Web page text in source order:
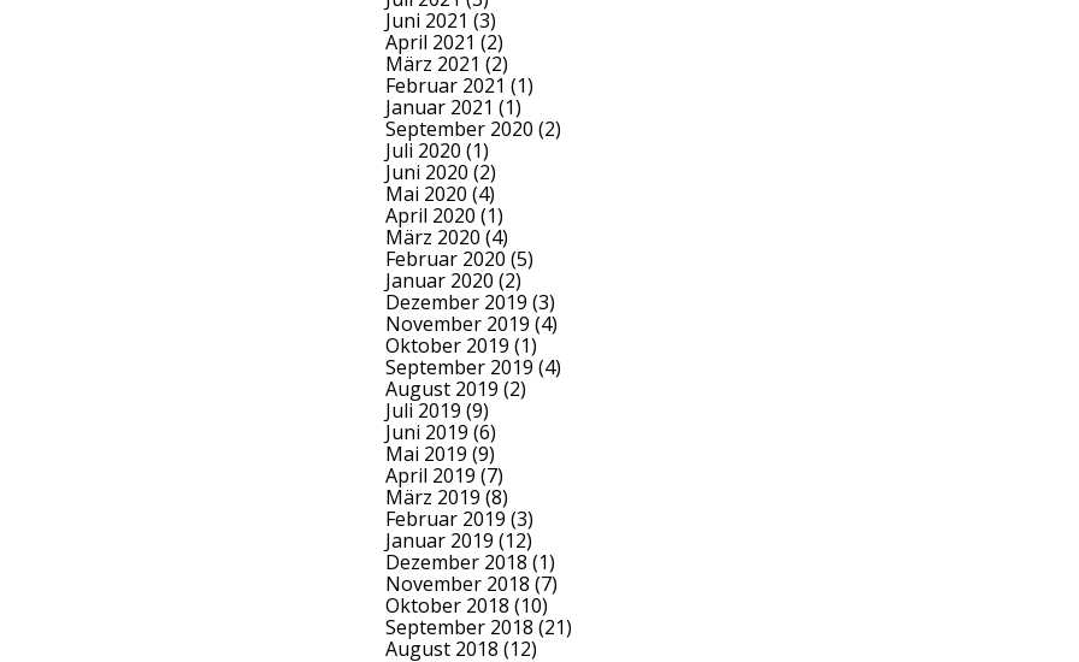
Juni 2021 (3)
April 2021 (2)
März 2021 (2)
Februar 2021 (1)
Januar 2021 (1)
September 2020 (2)
Juli 2020 (1)
Juni 2020 (2)
Mai 2020 (4)
April 2020 (1)
März 2020 (4)
Februar 2020 (5)
Januar 2020 (2)
Dezember 2019 (3)
November 2019 (4)
Oktober 2019 (1)
September 2019 (4)
August 2019 (2)
Juli 2019 (9)
Juni 2019 (6)
Mai 2019 (9)
April 2019 (7)
März 2019 (8)
Februar 2019 (3)
Januar 2019 (12)
Dezember 2018 (1)
November 2018 (7)
Oktober 2018 (10)
September 2018 (21)
August 2018 (12)